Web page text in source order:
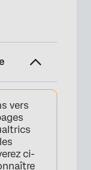
vers
ci-